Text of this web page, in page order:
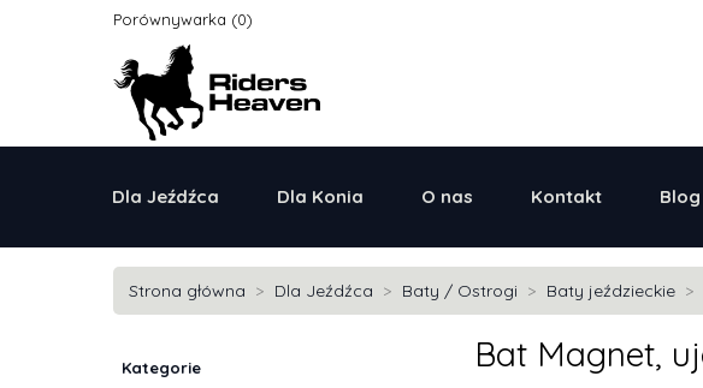
Porównywarka
Dla Jeźdźca Dla Konia O nas Kontakt Blog
Strona główna Dla Jeźdźca Baty / Ostrogi Baty jeździeckie
Kategorie Bat Magnet,